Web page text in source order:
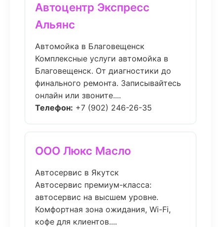
Автоцентр Экспресс
Альянс
Автомойка в Благовещенск
Комплексные услуги автомойка в
Благовещенск. От диагностики до
финального ремонта. Записывайтесь
онлайн или звоните....
Телефон: +7 (902) 246-26-35
ООО Люкс Масло
Автосервис в Якутск
Автосервис премиум-класса:
автосервис на высшем уровне.
Комфортная зона ожидания, Wi-Fi,
кофе для клиентов....